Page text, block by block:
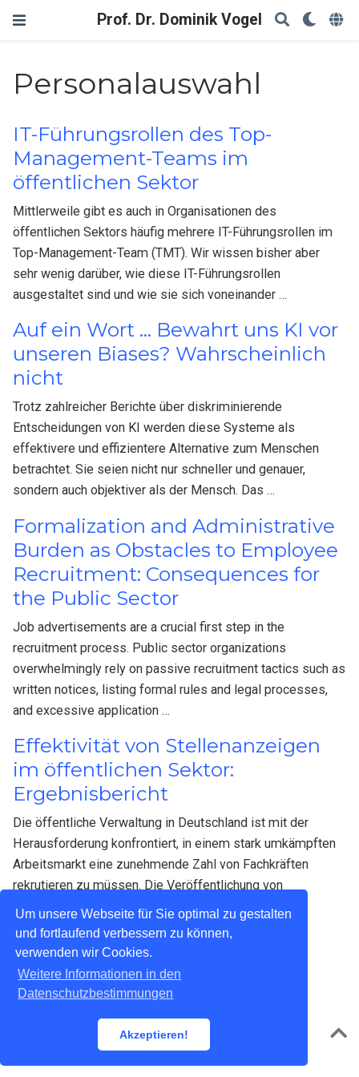
Um unsere Webseite für Sie optimal zu gestalten
und fortlaufend verbessern zu können,
verwenden wir Cookies.
Weitere Informationen in den
Datenschutzbestimmungen
Akzeptieren!
Prof. Dr. Dominik Vogel
Personalauswahl
IT-Führungsrollen des Top-
Management-Teams im
öffentlichen Sektor
Mittlerweile gibt es auch in Organisationen des
öffentlichen Sektors häufig mehrere IT-Führungsrollen im
Top-Management-Team (TMT). Wir wissen bisher aber
sehr wenig darüber, wie diese IT-Führungsrollen
ausgestaltet sind und wie sie sich voneinander …
Auf ein Wort ... Bewahrt uns KI vor
unseren Biases? Wahrscheinlich
nicht
Trotz zahlreicher Berichte über diskriminierende
Entscheidungen von KI werden diese Systeme als
effektivere und effizientere Alternative zum Menschen
betrachtet. Sie seien nicht nur schneller und genauer,
sondern auch objektiver als der Mensch. Das …
Formalization and Administrative
Burden as Obstacles to Employee
Recruitment: Consequences for
the Public Sector
Job advertisements are a crucial first step in the
recruitment process. Public sector organizations
overwhelmingly rely on passive recruitment tactics such as
written notices, listing formal rules and legal processes,
and excessive application …
Effektivität von Stellenanzeigen
im öffentlichen Sektor:
Ergebnisbericht
Die öffentliche Verwaltung in Deutschland ist mit der
Herausforderung konfrontiert, in einem stark umkämpften
Arbeitsmarkt eine zunehmende Zahl von Fachkräften
rekrutieren zu müssen. Die Veröffentlichung von
Stellenanzeigen stellt ein zentrales …
Datenschutzerklärung
Powered by theAcademic theme